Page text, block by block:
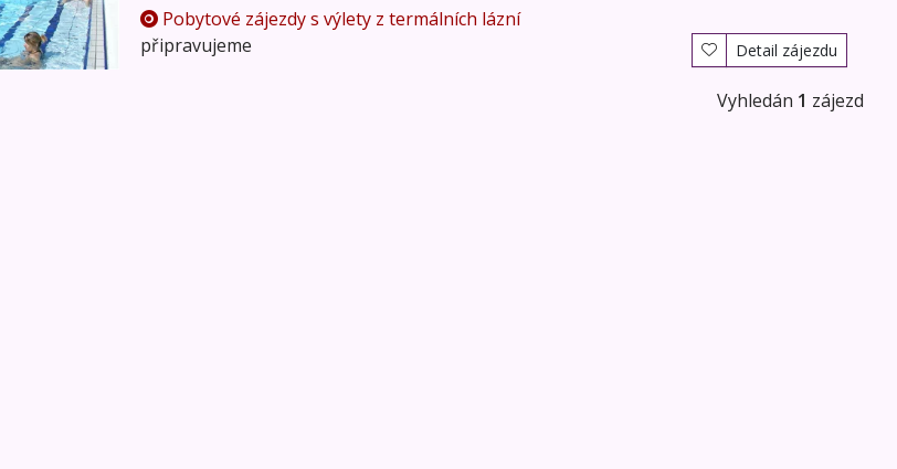
Pobytové zájezdy s výlety z termálních lázní
připravujeme
Detail zájezdu
Vyhledán 1 zájezd